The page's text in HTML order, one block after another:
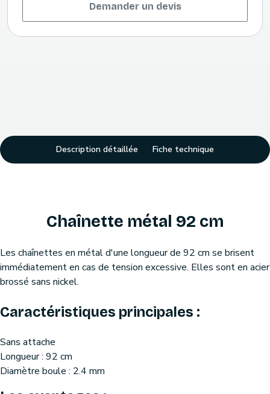
Demander un devis
Description détaillée Fiche technique
Chaînette métal 92 cm
Les chaînettes en métal d'une longueur de 92 cm se brisent
immédiatement en cas de tension excessive. Elles sont en acier
brossé sans nickel.
Caractéristiques principales :
Sans attache
Longueur : 92 cm
Diamètre boule : 2.4 mm